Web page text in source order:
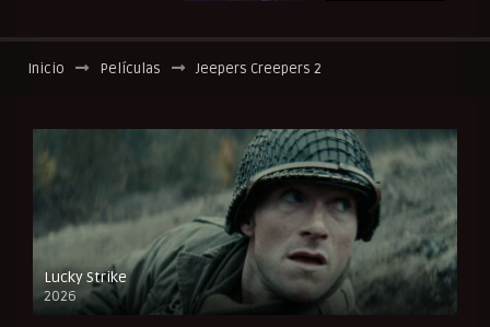
Inicio Películas Jeepers Creepers 2
Lucky Strike
2026
FULL HD